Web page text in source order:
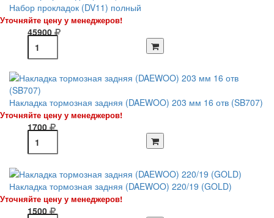
Набор прокладок (DV11) полный
Уточняйте цену у менеджеров!
45900
Накладка тормозная задняя (DAEWOO) 203 мм 16 отв (SB707)
Уточняйте цену у менеджеров!
1700
Накладка тормозная задняя (DAEWOO) 220/19 (GOLD)
Уточняйте цену у менеджеров!
1500